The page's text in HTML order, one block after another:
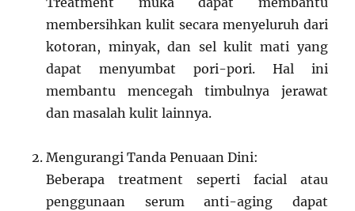
membersihkan kulit secara menyeluruh dari
kotoran, minyak, dan sel kulit mati yang
dapat menyumbat pori-pori. Hal ini
membantu mencegah timbulnya jerawat
dan masalah kulit lainnya.
Mengurangi Tanda Penuaan Dini:
Beberapa treatment seperti facial atau
penggunaan serum anti-aging dapat